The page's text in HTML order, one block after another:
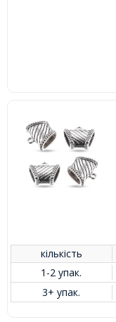
кількість
1-2 упак.
3+ упак.